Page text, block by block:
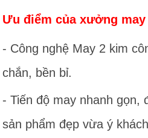
Ưu điểm của xưởng may
- Công nghệ May 2 kim
chắn, bền bỉ.
- Tiến độ may nhanh gọn,
sản phẩm đẹp vừa ý